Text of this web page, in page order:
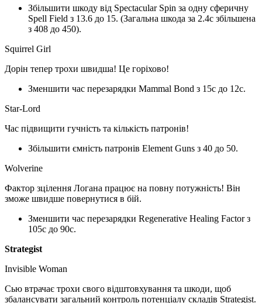
Збільшити шкоду від Spectacular Spin за одну сферичну
Spell Field з 13.6 до 15. (Загальна шкода за 2.4с збільшена
з 408 до 450).
Squirrel Girl
Дорін тепер трохи швидша! Це горіхово!
Зменшити час перезарядки Mammal Bond з 15с до 12с.
Star-Lord
Час підвищити гучність та кількість патронів!
Збільшити ємність патронів Element Guns з 40 до 50.
Wolverine
Фактор зцілення Логана працює на повну потужність! Він
зможе швидше повернутися в бій.
Зменшити час перезарядки Regenerative Healing Factor з
105с до 90с.
Strategist
Invisible Woman
Сью втрачає трохи свого відштовхування та шкоди, щоб
збалансувати загальний контроль потенціалу складів Strategist.